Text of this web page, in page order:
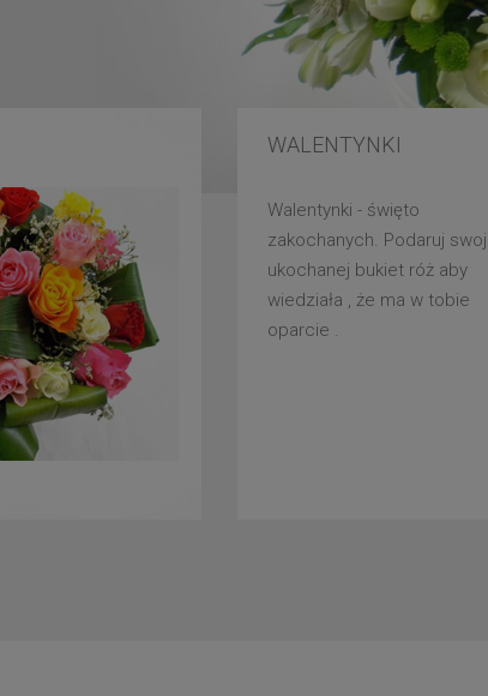
WALENTYNKI
Walentynki - święto
zakochanych. Podaruj
ukochanej bukiet róż aby
wiedziała , że ma w tobie
oparcie .